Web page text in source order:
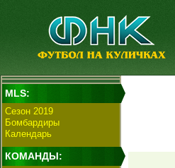
MLS:
Сезон 2019
Бомбардиры
Календарь
КОМАНДЫ: